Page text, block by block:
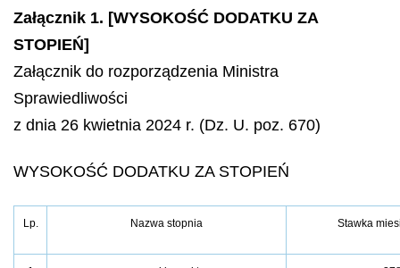
Załącznik 1. [WYSOKOŚĆ DODATKU ZA
STOPIEŃ]
Załącznik do rozporządzenia Ministra
Sprawiedliwości
z dnia 26 kwietnia 2024 r. (Dz. U. poz. 670)
WYSOKOŚĆ DODATKU ZA STOPIEŃ
Lp. Nazwa stopnia Stawka